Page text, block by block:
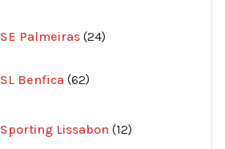
SE Palmeiras 24
produkter
SL Benfica 62
produkter
Sporting Lissabon 12produkter